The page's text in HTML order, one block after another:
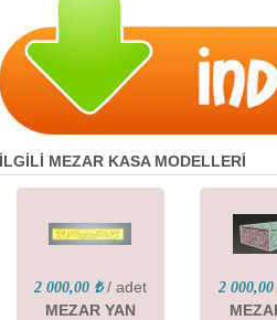
İLGİLİ MEZAR KASA MODELLERİ
2 000,00 ₺ / adet
MEZAR YAN
2